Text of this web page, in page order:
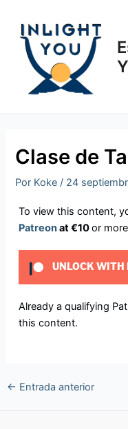
contenido
Clase de
Por Koke / 24
To view this content,
Patreonat €10or more
UNLOCK WITH
Already a qualifying
this content.
entradas
← Entrada anterior